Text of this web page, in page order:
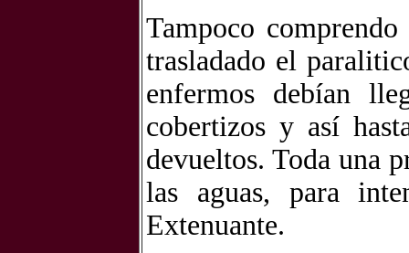
Tampoco
trasladado el
enfermos debían
cobertizos y así
devueltos. Toda una
las aguas, para
Extenuante.